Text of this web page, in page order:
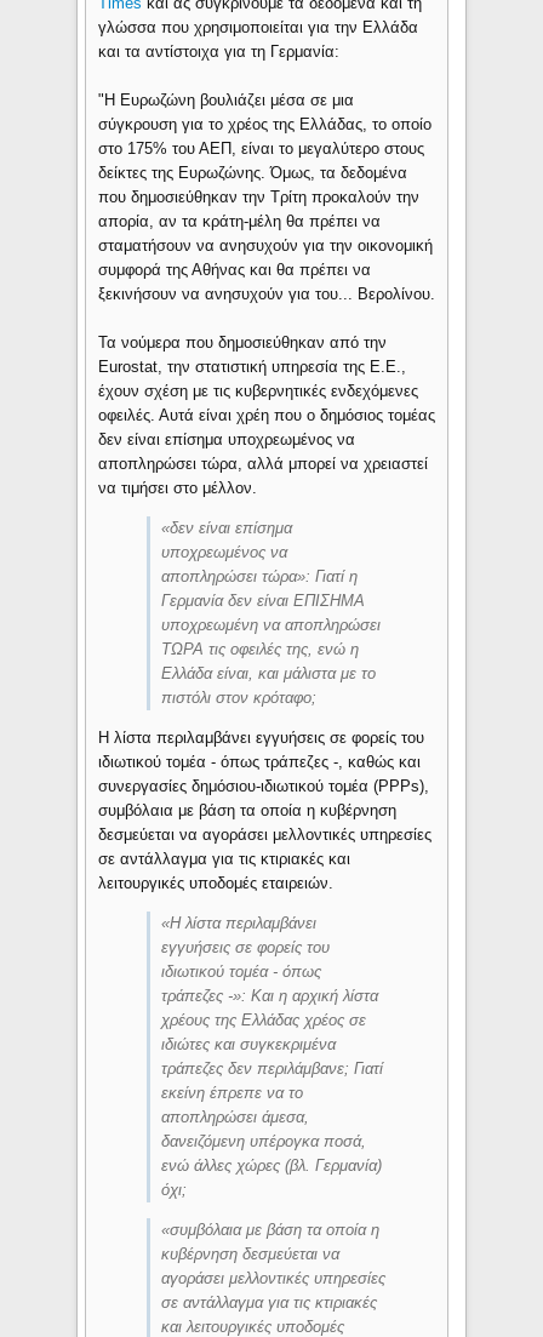
γλώσσα που χρησιμοποιείται για την Ελλάδα
και τα αντίστοιχα για τη Γερμανία:
"Η Ευρωζώνη βουλιάζει μέσα σε μια
σύγκρουση για το χρέος της Ελλάδας, το οποίο
στο 175% του ΑΕΠ, είναι το μεγαλύτερο στους
δείκτες της Ευρωζώνης. Όμως, τα δεδομένα
που δημοσιεύθηκαν την Τρίτη προκαλούν την
απορία, αν τα κράτη-μέλη θα πρέπει να
σταματήσουν να ανησυχούν για την οικονομική
συμφορά της Αθήνας και θα πρέπει να
ξεκινήσουν να ανησυχούν για του... Βερολίνου.
Τα νούμερα που δημοσιεύθηκαν από την
Eurostat, την στατιστική υπηρεσία της Ε.Ε.,
έχουν σχέση με τις κυβερνητικές ενδεχόμενες
οφειλές. Αυτά είναι χρέη που ο δημόσιος τομέας
δεν είναι επίσημα υποχρεωμένος να
αποπληρώσει τώρα, αλλά μπορεί να χρειαστεί
να τιμήσει στο μέλλον.
«δεν είναι επίσημα
υποχρεωμένος να
αποπληρώσει τώρα»: Γιατί η
Γερμανία δεν είναι ΕΠΙΣΗΜΑ
υποχρεωμένη να αποπληρώσει
ΤΩΡΑ τις οφειλές της, ενώ η
Ελλάδα είναι, και μάλιστα με το
πιστόλι στον κρόταφο;
Η λίστα περιλαμβάνει εγγυήσεις σε φορείς του
ιδιωτικού τομέα - όπως τράπεζες -, καθώς και
συνεργασίες δημόσιου-ιδιωτικού τομέα (PPPs),
συμβόλαια με βάση τα οποία η κυβέρνηση
δεσμεύεται να αγοράσει μελλοντικές υπηρεσίες
σε αντάλλαγμα για τις κτιριακές και
λειτουργικές υποδομές εταιρειών.
«Η λίστα περιλαμβάνει
εγγυήσεις σε φορείς του
ιδιωτικού τομέα - όπως
τράπεζες -»: Και η αρχική λίστα
χρέους της Ελλάδας χρέος σε
ιδιώτες και συγκεκριμένα
τράπεζες δεν περιλάμβανε; Γιατί
εκείνη έπρεπε να το
αποπληρώσει άμεσα,
δανειζόμενη υπέρογκα ποσά,
ενώ άλλες χώρες (βλ. Γερμανία)
όχι;
«συμβόλαια με βάση τα οποία η
κυβέρνηση δεσμεύεται να
αγοράσει μελλοντικές υπηρεσίες
σε αντάλλαγμα για τις κτιριακές
και λειτουργικές υποδομές